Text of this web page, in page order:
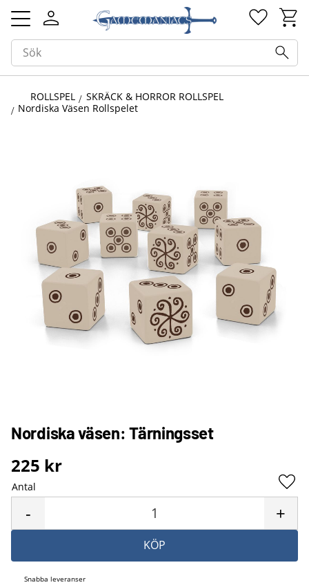
Meny
ROLLSPEL
SKRÄCK & HORROR ROLLSPEL
Nordiska Väsen Rollspelet
Nordiska väsen: Tärningsset
225 kr
Antal
+
-
KÖP
Snabba leveranser